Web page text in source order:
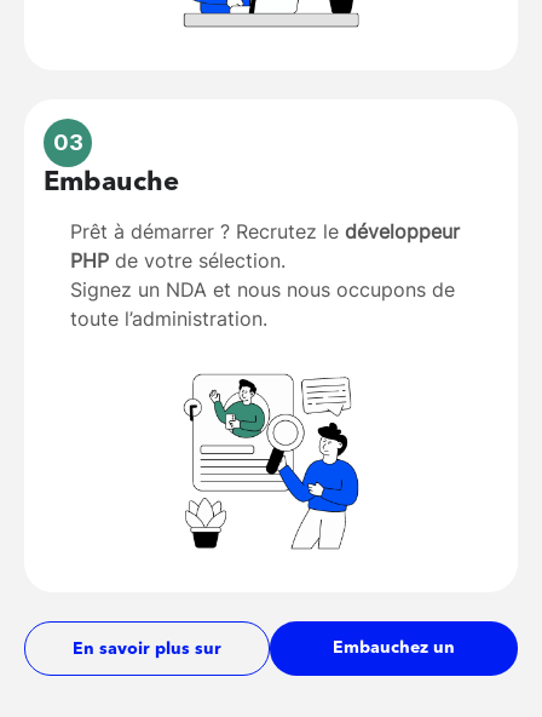
03
Embauche
Prêt à démarrer ? Recrutez le développeur
PHP de votre sélection.
Signez un NDA et nous nous occupons de
toute l’administration.
En savoir plus sur Embauchez un